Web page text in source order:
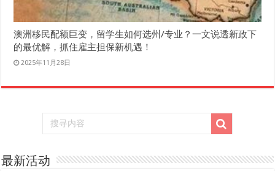
澳洲移民配额巨变，留学生如何选州/专业？一文说透新政下
的最优解，抓住雇主担保新机遇！
2025年11月28日
最新活动